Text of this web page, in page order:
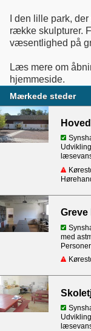
I den lille park,
række skulpturer.
væsentlighed på
Læs mere om
hjemmeside.
Mærkede steder
Greve
med